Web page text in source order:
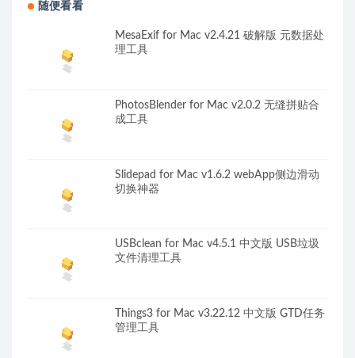
随便看看
MesaExif for Mac v2.4.21 破解版 元数据处
理工具
PhotosBlender for Mac v2.0.2 无缝拼贴合
成工具
Slidepad for Mac v1.6.2 webApp侧边滑动
切换神器
USBclean for Mac v4.5.1 中文版 USB垃圾
文件清理工具
Things3 for Mac v3.22.12 中文版 GTD任务
管理工具